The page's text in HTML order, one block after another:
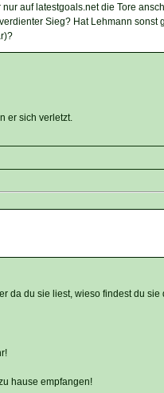
auf latestgoals.net die Tore
Sieg? Hat Lehmann sonst
er sich verletzt.
da du sie liest, wieso findest du sie
hause empfangen!